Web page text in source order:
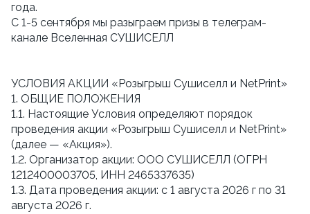
года.
С 1-5 сентября мы разыграем призы в телеграм-
канале Вселенная СУШИСЕЛЛ
УСЛОВИЯ АКЦИИ «Розыгрыш Сушиселл и NetPrint»
1. ОБЩИЕ ПОЛОЖЕНИЯ
1.1. Настоящие Условия определяют порядок
проведения акции «Розыгрыш Сушиселл и NetPrint»
(далее — «Акция»).
1.2. Организатор акции: ООО СУШИСЕЛЛ (ОГРН
1212400003705, ИНН 2465337635)
1.3. Дата проведения акции: с 1 августа 2026 г по 31
августа 2026 г.